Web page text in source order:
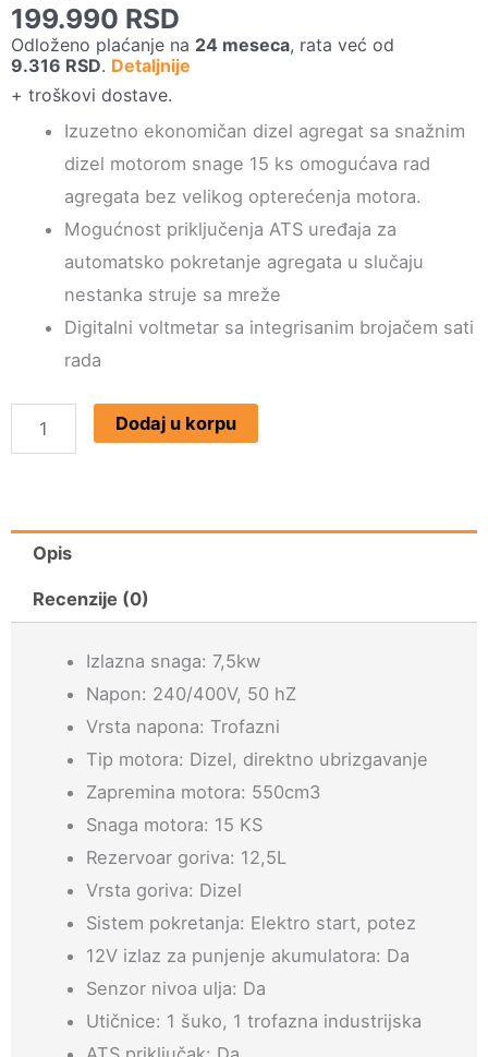
199.990 RSD
Odloženo plaćanje na 24 meseca, rata već od
9.316 RSD. Detaljnije
+ troškovi dostave.
Izuzetno ekonomičan dizel agregat sa snažnim
dizel motorom snage 15 ks omogućava rad
agregata bez velikog opterećenja motora.
Mogućnost priključenja ATS uređaja za
automatsko pokretanje agregata u slučaju
nestanka struje sa mreže
Digitalni voltmetar sa integrisanim brojačem sati
rada
Dizel
Trofazni
Dodaj u korpu
Opis
Recenzije (0)
Izlazna snaga: 7,5kw
Napon: 240/400V, 50 hZ
Vrsta napona: Trofazni
Tip motora: Dizel, direktno ubrizgavanje
Zapremina motora: 550cm3
Snaga motora: 15 KS
Rezervoar goriva: 12,5L
Vrsta goriva: Dizel
Sistem pokretanja: Elektro start, potez
12V izlaz za punjenje akumulatora: Da
Senzor nivoa ulja: Da
Utičnice: 1 šuko, 1 trofazna industrijska